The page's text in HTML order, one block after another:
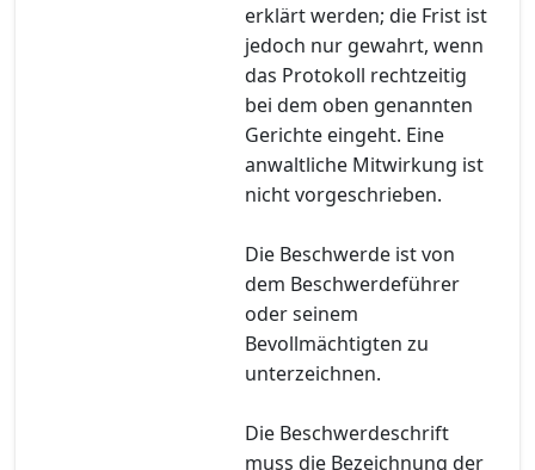
erklärt werden; die Frist ist
jedoch nur gewahrt, wenn
das Protokoll rechtzeitig
bei dem oben genannten
Gerichte eingeht. Eine
anwaltliche Mitwirkung ist
nicht vorgeschrieben.
Die Beschwerde ist von
dem Beschwerdeführer
oder seinem
Bevollmächtigten zu
unterzeichnen.
Die Beschwerdeschrift
muss die Bezeichnung der